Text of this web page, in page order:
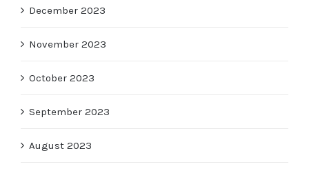
December 2023
November 2023
October 2023
September 2023
August 2023